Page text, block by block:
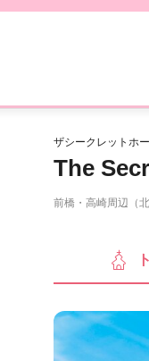
ザシークレットホ
The
前橋・高崎周辺（北